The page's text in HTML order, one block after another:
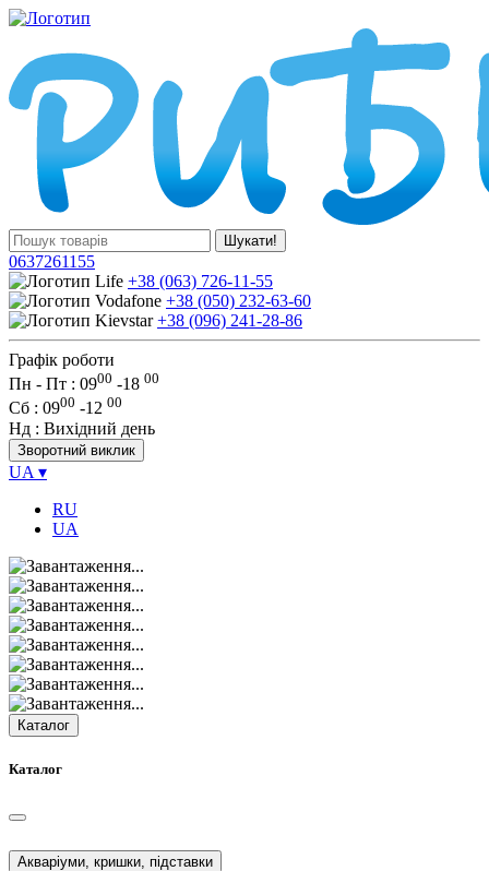
Шукати!
0637261155
+38 (063) 726-11-55
+38 (050) 232-63-60
+38 (096) 241-28-86
Графік роботи
Пн - Пт : 0900 -18 00
Сб : 0900 -12 00
Нд : Вихідний день
Зворотний виклик
UA ▾
RU
UA
Каталог
Каталог
Акваріуми, кришки, підставки